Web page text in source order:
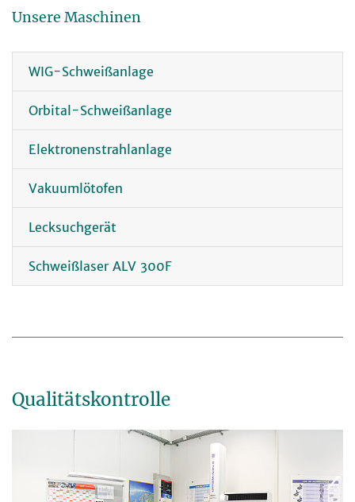
Unsere Maschinen
WIG-Schweißanlage
Orbital-Schweißanlage
Elektronenstrahlanlage
Vakuumlötofen
Lecksuchgerät
Schweißlaser ALV 300F
Qualitätskontrolle